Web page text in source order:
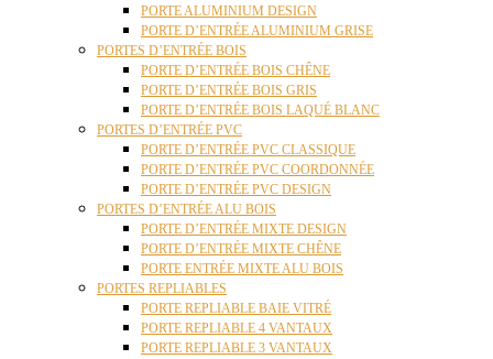
PORTE ALUMINIUM DESIGN
PORTE D’ENTRÉE ALUMINIUM GRISE
PORTES D’ENTRÉE BOIS
PORTE D’ENTRÉE BOIS CHÊNE
PORTE D’ENTRÉE BOIS GRIS
PORTE D’ENTRÉE BOIS LAQUÉ BLANC
PORTES D’ENTRÉE PVC
PORTE D’ENTRÉE PVC CLASSIQUE
PORTE D’ENTRÉE PVC COORDONNÉE
PORTE D’ENTRÉE PVC DESIGN
PORTES D’ENTRÉE ALU BOIS
PORTE D’ENTRÉE MIXTE DESIGN
PORTE D’ENTRÉE MIXTE CHÊNE
PORTE ENTRÉE MIXTE ALU BOIS
PORTES REPLIABLES
PORTE REPLIABLE BAIE VITRÉ
PORTE REPLIABLE 4 VANTAUX
PORTE REPLIABLE 3 VANTAUX